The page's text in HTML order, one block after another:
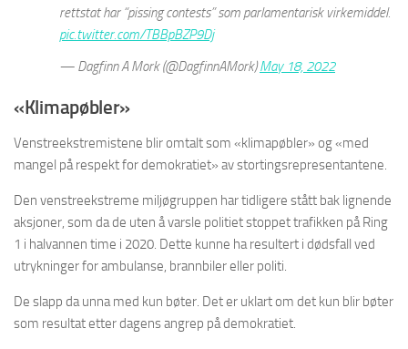
rettstat har “pissing contests” som parlamentarisk virkemiddel.
pic.twitter.com/TBBpBZP9Dj
— Dagfinn A Mork (@DagfinnAMork)May 18, 2022
«Klimapøbler»
Venstreekstremistene blir omtalt som «klimapøbler» og «med
mangel på respekt for demokratiet» av stortingsrepresentantene.
Den venstreekstreme miljøgruppen har tidligere stått bak lignende
aksjoner, som da de uten å varsle politiet stoppet trafikken på Ring
1 i halvannen time i 2020. Dette kunne ha resultert i dødsfall ved
utrykninger for ambulanse, brannbiler eller politi.
De slapp da unna med kun bøter. Det er uklart om det kun blir bøter
som resultat etter dagens angrep på demokratiet.